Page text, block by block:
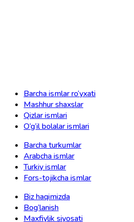
Barcha ismlar ro‘yxati
Mashhur shaxslar
Qizlar ismlari
O‘g‘il bolalar ismlari
Barcha turkumlar
Arabcha ismlar
Turkiy ismlar
Fors-tojikcha ismlar
Biz haqimizda
Bog‘lanish
Maxfiylik siyosati